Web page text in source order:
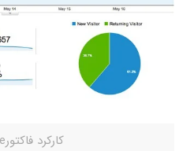
کارکرد فاکتورdwelltime